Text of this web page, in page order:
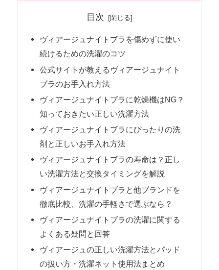
目次
ヴィアージュナイトブラを傷めずに使い
続けるための洗濯のコツ
公式サイトが教えるヴィアージュナイト
ブラのお手入れ方法
ヴィアージュナイトブラに乾燥機はNG？
知っておきたい正しい洗濯方法
ヴィアージュナイトブラにぴったりの洗
剤と正しいお手入れ方法
ヴィアージュナイトブラの寿命は？正し
い洗濯方法と交換タイミングを解説
ヴィアージュナイトブラと他ブランドを
徹底比較、洗濯の手軽さで選ぶなら？
ヴィアージュナイトブラの洗濯に関する
よくある疑問と回答
ヴィアージュの正しい洗濯方法とパッド
の扱い方・洗濯ネット使用法まとめ